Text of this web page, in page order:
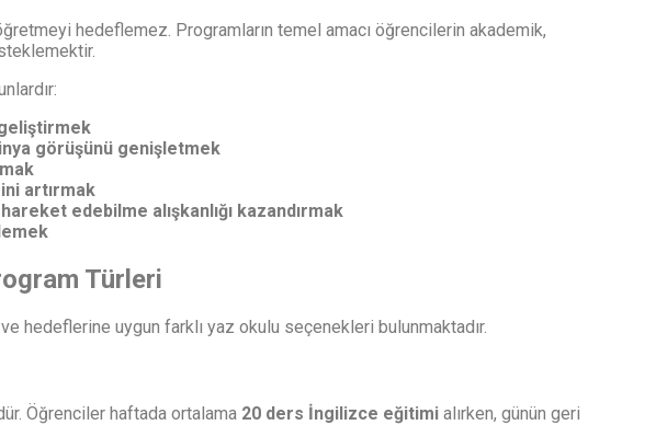
hedeflemez. Programların temel amacı öğrencilerin akademik,
görüşünü genişletmek
artırmak
edebilme alışkanlığı kazandırmak
Türleri
hedeflerine uygun farklı yaz okulu seçenekleri bulunmaktadır.
Öğrenciler haftada ortalama 20 ders İngilizce eğitimialırken, günün geri